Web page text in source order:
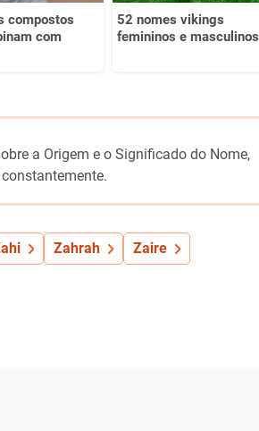
compostos
com
52 nomes vikings
femininos e masculinos
a Origem e o Significado do Nome,
Zahrah Zaire